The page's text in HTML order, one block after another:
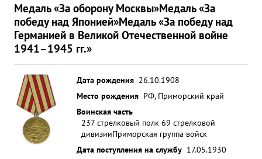
Медаль «За оборону Москвы»Медаль «За
победу над Японией»Медаль «За победу над
Германией в Великой Отечественной войне
1941–1945 гг.»
Дата рождения 26.10.1908
Место рождения РФ, Приморский край
Воинская часть
237 стрелковый полк 69 стрелковой
дивизииПриморская группа войск
Дата поступления на службу 17.05.1930